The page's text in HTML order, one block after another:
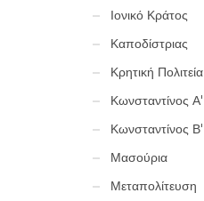
Ιονικό Κράτος
Καποδίστριας
Κρητική Πολιτεία
Κωνσταντίνος Α'
Κωνσταντίνος Β'
Μασούρια
Μεταπολίτευση